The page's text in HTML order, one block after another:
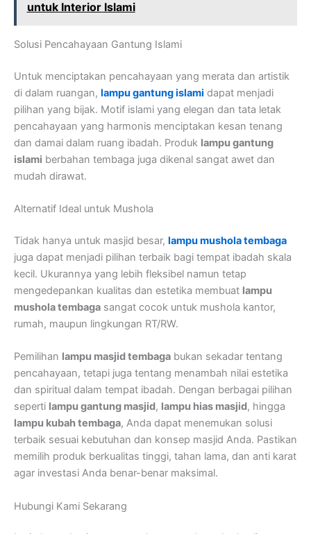
untuk Interior Islami
Solusi Pencahayaan Gantung Islami
Untuk menciptakan pencahayaan yang merata dan artistik
di dalam ruangan, lampu gantung islami dapat menjadi
pilihan yang bijak. Motif islami yang elegan dan tata letak
pencahayaan yang harmonis menciptakan kesan tenang
dan damai dalam ruang ibadah. Produk lampu gantung
islami berbahan tembaga juga dikenal sangat awet dan
mudah dirawat.
Alternatif Ideal untuk Mushola
Tidak hanya untuk masjid besar, lampu mushola tembaga
juga dapat menjadi pilihan terbaik bagi tempat ibadah skala
kecil. Ukurannya yang lebih fleksibel namun tetap
mengedepankan kualitas dan estetika membuat lampu
mushola tembaga sangat cocok untuk mushola kantor,
rumah, maupun lingkungan RT/RW.
Pemilihan lampu masjid tembaga bukan sekadar tentang
pencahayaan, tetapi juga tentang menambah nilai estetika
dan spiritual dalam tempat ibadah. Dengan berbagai pilihan
seperti lampu gantung masjid, lampu hias masjid, hingga
lampu kubah tembaga, Anda dapat menemukan solusi
terbaik sesuai kebutuhan dan konsep masjid Anda. Pastikan
memilih produk berkualitas tinggi, tahan lama, dan anti karat
agar investasi Anda benar-benar maksimal.
Hubungi Kami Sekarang